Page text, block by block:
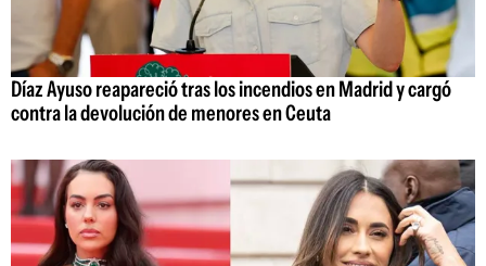
Díaz Ayuso reapareció tras los incendios en Madrid y cargó
contra la devolución de menores en Ceuta